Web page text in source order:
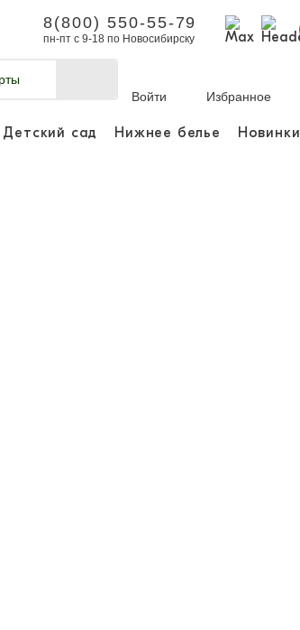
8(800) 550-55-79
пн-пт с 9-18 по Новосибирску
Войти
Избранное
Детский сад Нижнее белье Новинки